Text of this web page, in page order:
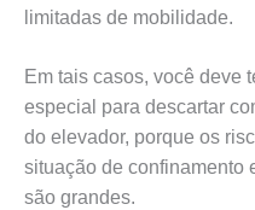
limitadas de mobilidade.
Em tais casos, você deve
especial para descartar
do elevador, porque os
situação de confinamento
são grandes.